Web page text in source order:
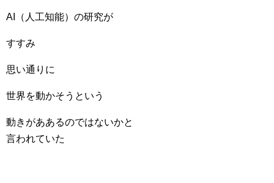
AI（人工知能）の研究が
すすみ
思い通りに
世界を動かそうという
動きがああるのではないかと
言われていた